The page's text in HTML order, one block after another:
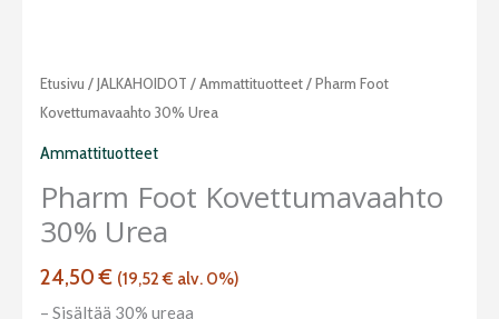
Etusivu /JALKAHOIDOT /Ammattituotteet/ Pharm Foot
Kovettumavaahto 30% Urea
Ammattituotteet
Pharm Foot Kovettumavaahto
30% Urea
24,50€ (19,52€ alv. 0%)
– Sisältää 30% ureaa
Pharm
Foot
urea
määrä